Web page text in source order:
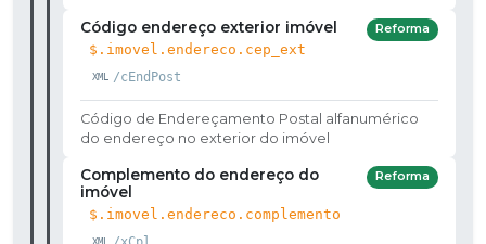
Código endereço exterior imóvel
$.imovel.endereco.cep_ext
/cEndPost
Reforma
Código de Endereçamento Postal alfanumérico
do endereço no exterior do imóvel
Complemento do endereço do
imóvel
$.imovel.endereco.complemento
Reforma